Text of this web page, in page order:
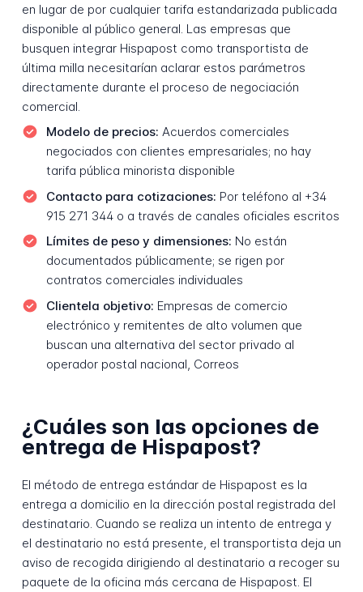
en lugar de por cualquier tarifa estandarizada publicada
disponible al público general. Las empresas que
busquen integrar Hispapost como transportista de
última milla necesitarían aclarar estos parámetros
directamente durante el proceso de negociación
comercial.
Modelo de precios: Acuerdos comerciales
negociados con clientes empresariales; no hay
tarifa pública minorista disponible
Contacto para cotizaciones: Por teléfono al +34
915 271 344 o a través de canales oficiales escritos
Límites de peso y dimensiones: No están
documentados públicamente; se rigen por
contratos comerciales individuales
Clientela objetivo: Empresas de comercio
electrónico y remitentes de alto volumen que
buscan una alternativa del sector privado al
operador postal nacional, Correos
¿Cuáles son las opciones de
entrega de Hispapost?
El método de entrega estándar de Hispapost es la
entrega a domicilio en la dirección postal registrada del
destinatario. Cuando se realiza un intento de entrega y
el destinatario no está presente, el transportista deja un
aviso de recogida dirigiendo al destinatario a recoger su
paquete de la oficina más cercana de Hispapost. El